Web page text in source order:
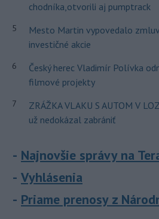
chodníka,otvorili aj pumptrack
5
Mesto Martin vypovedalo
investičné akcie
6
Český herec Vladimír Polívka
filmové projekty
7
ZRÁŽKA VLAKU S AUTOM V
už nedokázal zabrániť
Najnovšie správy na
Vyhlásenia
Priame prenosy z